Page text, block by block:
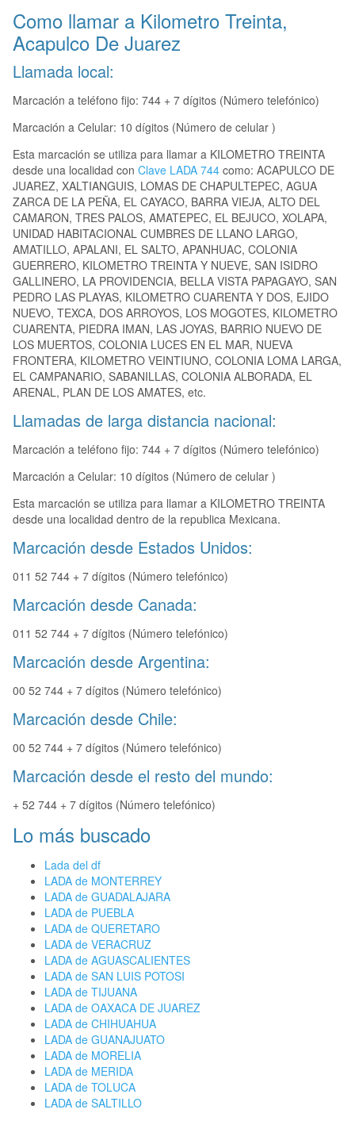
Como llamar a Kilometro Treinta,
Acapulco De Juarez
Llamada local:
Marcación a teléfono fijo: 744 + 7 dígitos (Número telefónico)
Marcación a Celular: 10 dígitos (Número de celular )
Esta marcación se utiliza para llamar a KILOMETRO TREINTA
desde una localidad con Clave LADA 744 como: ACAPULCO DE
JUAREZ, XALTIANGUIS, LOMAS DE CHAPULTEPEC, AGUA
ZARCA DE LA PEÑA, EL CAYACO, BARRA VIEJA, ALTO DEL
CAMARON, TRES PALOS, AMATEPEC, EL BEJUCO, XOLAPA,
UNIDAD HABITACIONAL CUMBRES DE LLANO LARGO,
AMATILLO, APALANI, EL SALTO, APANHUAC, COLONIA
GUERRERO, KILOMETRO TREINTA Y NUEVE, SAN ISIDRO
GALLINERO, LA PROVIDENCIA, BELLA VISTA PAPAGAYO, SAN
PEDRO LAS PLAYAS, KILOMETRO CUARENTA Y DOS, EJIDO
NUEVO, TEXCA, DOS ARROYOS, LOS MOGOTES, KILOMETRO
CUARENTA, PIEDRA IMAN, LAS JOYAS, BARRIO NUEVO DE
LOS MUERTOS, COLONIA LUCES EN EL MAR, NUEVA
FRONTERA, KILOMETRO VEINTIUNO, COLONIA LOMA LARGA,
EL CAMPANARIO, SABANILLAS, COLONIA ALBORADA, EL
ARENAL, PLAN DE LOS AMATES, etc.
Llamadas de larga distancia nacional:
Marcación a teléfono fijo: 744 + 7 dígitos (Número telefónico)
Marcación a Celular: 10 dígitos (Número de celular )
Esta marcación se utiliza para llamar a KILOMETRO TREINTA
desde una localidad dentro de la republica Mexicana.
Marcación desde Estados Unidos:
011 52 744 + 7 dígitos (Número telefónico)
Marcación desde Canada:
011 52 744 + 7 dígitos (Número telefónico)
Marcación desde Argentina:
00 52 744 + 7 dígitos (Número telefónico)
Marcación desde Chile:
00 52 744 + 7 dígitos (Número telefónico)
Marcación desde el resto del mundo:
+ 52 744 + 7 dígitos (Número telefónico)
Lo más buscado
Lada del df
LADA de MONTERREY
LADA de GUADALAJARA
LADA de PUEBLA
LADA de QUERETARO
LADA de VERACRUZ
LADA de AGUASCALIENTES
LADA de SAN LUIS POTOSI
LADA de TIJUANA
LADA de OAXACA DE JUAREZ
LADA de CHIHUAHUA
LADA de GUANAJUATO
LADA de MORELIA
LADA de MERIDA
LADA de TOLUCA
LADA de SALTILLO